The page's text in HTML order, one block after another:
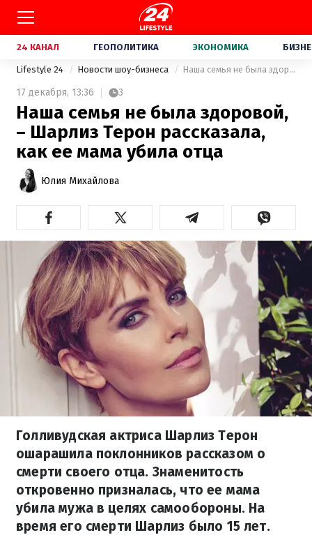
24 КАНАЛ ГЕОПОЛИТИКА ЭКОНОМИКА
Lifestyle 24 Новости шоу-бизнеса Наша семья не была здоровой, – Шарлиз Терон рассказала, как ее мама убила отца
17 декабря, 13:36 3
Наша семья не была здоровой,
– Шарлиз Терон рассказала,
как ее мама убила отца
Юлия Михайлова
Голливудская актриса Шарлиз Терон
ошарашила поклонников рассказом о
смерти своего отца. Знаменитость
откровенно призналась, что ее мама
убила мужа в целях самообороны. На
время его смерти Шарлиз было 15 лет.